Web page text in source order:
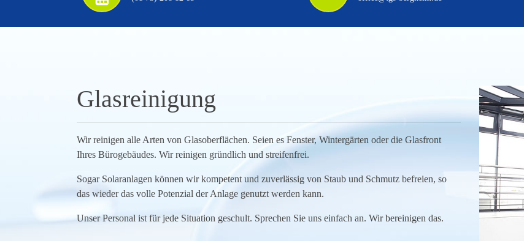
Glasreinigung
Wir reinigen alle Arten von Glasoberflächen. Seien es Fenster, Wintergärten oder die Glasfront
Ihres Bürogebäudes. Wir reinigen gründlich und streifenfrei.
Sogar Solaranlagen können wir kompetent und zuverlässig von Staub und Schmutz befreien, so
das wieder das volle Potenzial der Anlage genutzt werden kann.
Unser Personal ist für jede Situation geschult. Sprechen Sie uns einfach an. Wir bereinigen das.